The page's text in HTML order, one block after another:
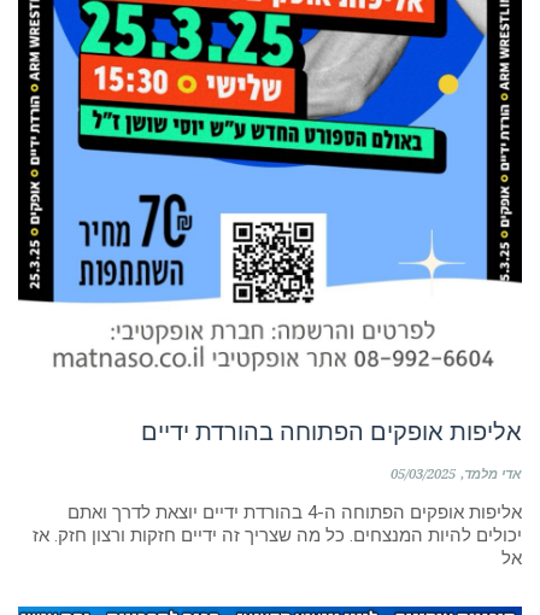
אליפות אופקים הפתוחה בהורדת ידיים
אדי מלמד 05/03/2025
אליפות אופקים הפתוחה ה-4 בהורדת ידיים יוצאת לדרך ואתם
יכולים להיות המנצחים. כל מה שצריך זה ידיים חזקות ורצון חזק. אז
אל